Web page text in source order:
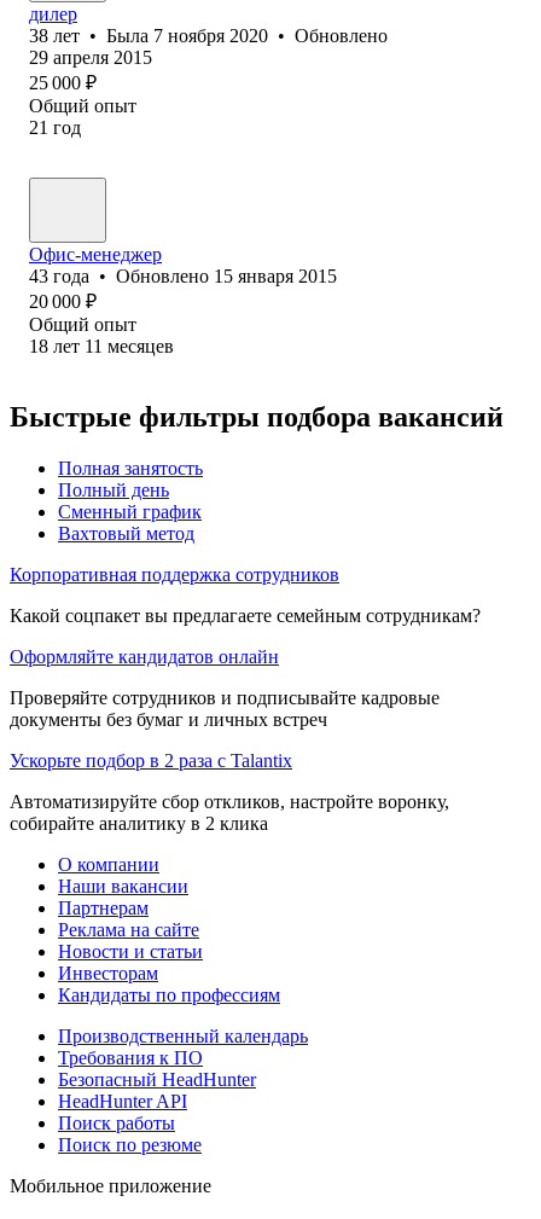
дилер
38 лет • Была 7 ноября 2020 • Обновлено
29 апреля 2015
25 000 ₽
Общий опыт
21 год
Офис-менеджер
43 года • Обновлено 15 января 2015
20 000 ₽
Общий опыт
18 лет 11 месяцев
Быстрые фильтры подбора вакансий
Полная занятость
Полный день
Сменный график
Вахтовый метод
Корпоративная поддержка сотрудников
Какой соцпакет вы предлагаете семейным сотрудникам?
Оформляйте кандидатов онлайн
Проверяйте сотрудников и подписывайте кадровые
документы без бумаг и личных встреч
Ускорьте подбор в 2 раза с Talantix
Автоматизируйте сбор откликов, настройте воронку,
собирайте аналитику в 2 клика
О компании
Наши вакансии
Партнерам
Реклама на сайте
Новости и статьи
Инвесторам
Кандидаты по профессиям
Производственный календарь
Требования к ПО
Безопасный HeadHunter
HeadHunter API
Поиск работы
Поиск по резюме
Мобильное приложение